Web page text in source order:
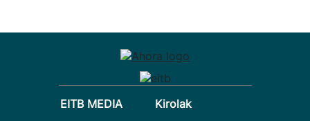
EITB MEDIA
Kirolak